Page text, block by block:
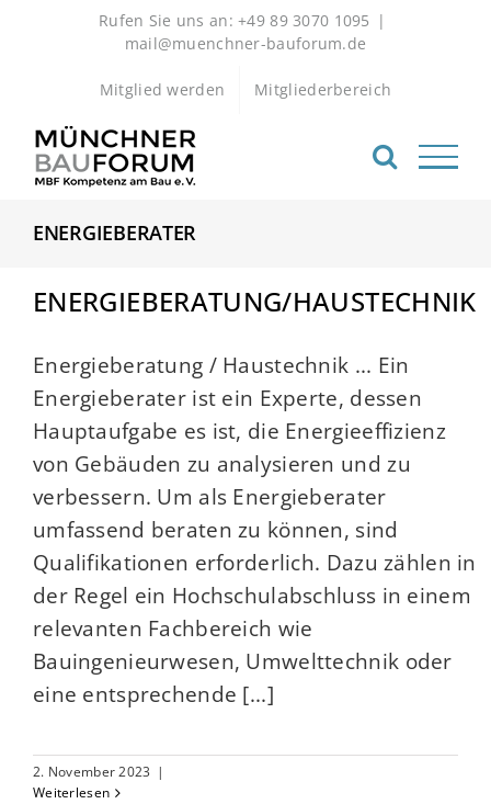
Rufen Sie uns an: +49 89 3070 1095 |
mail@muenchner-bauforum.de
Mitglied werden Mitgliederbereich
ENERGIEBERATER
ENERGIEBERATUNG/HAUSTECHNIK
Energieberatung / Haustechnik ... Ein
Energieberater ist ein Experte, dessen
Hauptaufgabe es ist, die Energieeffizienz
von Gebäuden zu analysieren und zu
verbessern. Um als Energieberater
umfassend beraten zu können, sind
Qualifikationen erforderlich. Dazu zählen in
der Regel ein Hochschulabschluss in einem
relevanten Fachbereich wie
Bauingenieurwesen, Umwelttechnik oder
eine entsprechende [...]
2. November 2023 |
Weiterlesen